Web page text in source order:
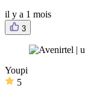
il y a 1 mois
3
Youpi
5